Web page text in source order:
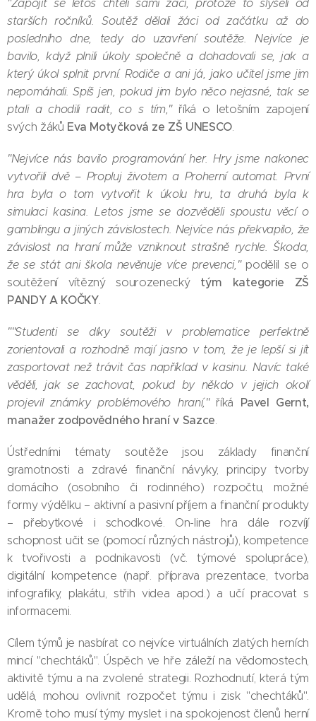
"Zapojit se letos chtěli sami žáci, protože to slyšeli od
starších ročníků. Soutěž dělali žáci od začátku až do
posledního dne, tedy do uzavření soutěže. Nejvíce je
bavilo, když plnili úkoly společně a dohadovali se, jak a
který úkol splnit první. Rodiče a ani já, jako učitel jsme jim
nepomáhali. Spíš jen, pokud jim bylo něco nejasné, tak se
ptali a chodili radit, co s tím,"říká o letošním zapojení
svých žáků Eva Motyčková ze ZŠ UNESCO.
"Nejvíce nás bavilo programování her. Hry jsme nakonec
vytvořili dvě – Propluj životem a Proherní automat. První
hra byla o tom vytvořit k úkolu hru, ta druhá byla k
simulaci kasina. Letos jsme se dozvěděli spoustu věcí o
gamblingu a jiných závislostech. Nejvíce nás překvapilo, že
závislost na hraní může vzniknout strašně rychle. Škoda,
že se stát ani škola nevěnuje více prevenci,"podělil se o
soutěžení vítězný sourozenecký tým kategorie ZŠ
PANDY A KOČKY.
""Studenti se díky soutěži v problematice perfektně
zorientovali a rozhodně mají jasno v tom, že je lepší si jít
zasportovat než trávit čas například v kasinu. Navíc také
věděli, jak se zachovat, pokud by někdo v jejich okolí
projevil známky problémového hraní," říká Pavel Gernt,
manažer zodpovědného hraní v Sazce.
Ústředními tématy soutěže jsou základy finanční
gramotnosti a zdravé finanční návyky, principy tvorby
domácího (osobního či rodinného) rozpočtu, možné
formy výdělku – aktivní a pasivní příjem a finanční produkty
– přebytkové i schodkové. On-line hra dále rozvíjí
schopnost učit se (pomocí různých nástrojů), kompetence
k tvořivosti a podnikavosti (vč. týmové spolupráce),
digitální kompetence (např. příprava prezentace, tvorba
infografiky, plakátu, střih videa apod.) a učí pracovat s
informacemi.
Cílem týmů je nasbírat co nejvíce virtuálních zlatých herních
mincí "chechtáků". Úspěch ve hře záleží na vědomostech,
aktivitě týmu a na zvolené strategii. Rozhodnutí, která tým
udělá, mohou ovlivnit rozpočet týmu i zisk "chechtáků".
Kromě toho musí týmy myslet i na spokojenost členů herní